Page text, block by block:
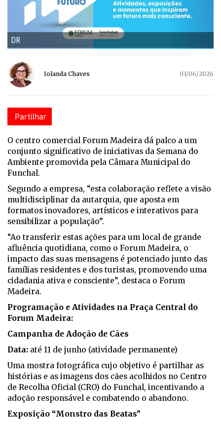
DR
Iolanda Chaves 03/06/2026
Partilhar
O centro comercial Forum Madeira dá palco a um
conjunto significativo de iniciativas da Semana do
Ambiente promovida pela Câmara Municipal do
Funchal.
Segundo a empresa, “esta colaboração reflete a visão
multidisciplinar da autarquia, que aposta em
formatos inovadores, artísticos e interativos para
sensibilizar a população”.
“Ao transferir estas ações para um local de grande
afluência quotidiana, como o Forum Madeira, o
impacto das suas mensagens é potenciado junto das
famílias residentes e dos turistas, promovendo uma
cidadania ativa e consciente”, destaca o Forum
Madeira.
Programação e Atividades na Praça Central do
Forum Madeira:
Campanha de Adoção de Cães
Data: até 11 de junho (atividade permanente)
Uma mostra fotográfica cujo objetivo é partilhar as
histórias e as imagens dos cães acolhidos no Centro
de Recolha Oficial (CRO) do Funchal, incentivando a
adoção responsável e combatendo o abandono.
Exposição “Monstro das Beatas”